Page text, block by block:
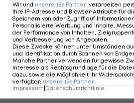
Der legendäre Durchmarsch des
Wacker Tirol I #Zwarakonferenz
Zwarakonferenz
Mehr zum Thema
Wir und unsere 186 Partner verarbeiten
Ihre IP-Adresse und Browser-Attribute für
Speichern von oder Zugriff auf
Personalisierte Werbung und Inhalte,
der Performance von Inhalten,
und Verbesserung von Angeboten
Diese Zwecke können unter Umständen
und Identifikation durch Scannen von
Manche Partner verwenden für gewisse
Interesse als Rechtsgrundlage für die
dazu, sowie die Möglichkeit Ihr
verfügbar: unsere 186 Partner
Impressum|Datenschutzrichtlinie